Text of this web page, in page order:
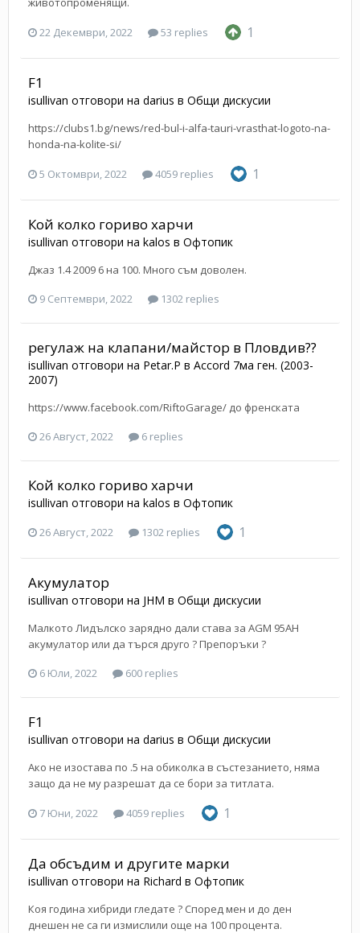
22 Декември, 2022 53 replies 1
F1
isullivan отговори на darius в Общи дискусии
https://clubs1.bg/news/red-bul-i-alfa-tauri-vrasthat-logoto-na-
honda-na-kolite-si/
5 Октомври, 2022 4059 replies 1
Кой колко гориво харчи
isullivan отговори на kalos в Офтопик
Джаз 1.4 2009 6 на 100. Много съм доволен.
9 Септември, 2022
1302 replies
регулаж на клапани/майстор в Пловдив??
isullivan отговори на Petar.P в Accord 7ма ген. (2003-
2007)
https://www.facebook.com/RiftoGarage/ до френската
26 Август, 2022
6 replies
Кой колко гориво харчи
isullivan отговори на kalos в Офтопик
26 Август, 2022 1302 replies 1
Акумулатор
isullivan отговори на JHM в Общи дискусии
Малкото Лидълско зарядно дали става за AGM 95AH
акумулатор или да търся друго ? Препоръки ?
6 Юли, 2022
600 replies
F1
isullivan отговори на darius в Общи дискусии
Ако не изостава по .5 на обиколка в състезанието, няма
защо да не му разрешат да се бори за титлата.
7 Юни, 2022 4059 replies 1
Да обсъдим и другите марки
isullivan отговори на Richard в Офтопик
Коя година хибриди гледате ? Според мен и до ден
днешен не са ги измислили още на 100 процента.